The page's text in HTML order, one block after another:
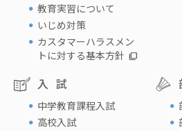
教育実習について
いじめ対策
カスタマーハラスメン
トに対する基本方針
入試
中学教育課程入試
高校入試